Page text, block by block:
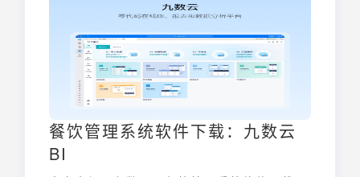
餐饮管理系统软件下载：九数云
BI